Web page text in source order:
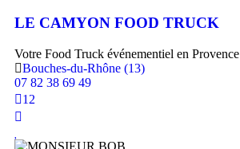
LE CAMYON FOOD TRUCK
Votre Food Truck événementiel en Provence
Bouches-du-Rhône (13)
07 82 38 69 49
12